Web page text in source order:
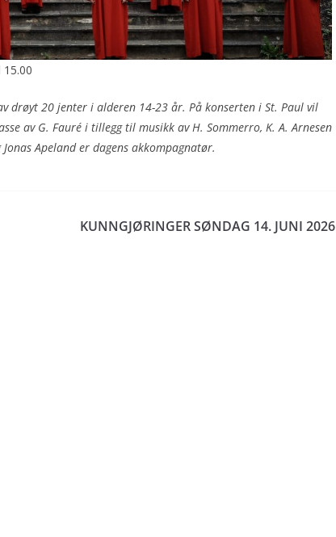
drøyt 20 jenter i alderen 14-23 år. På konserten i St. Paul vil
av G. Fauré i tillegg til musikk av H. Sommerro, K. A. Arnesen
Apeland er dagens akkompagnatør.
KUNNGJØRINGER SØNDAG 14. JUNI 2026